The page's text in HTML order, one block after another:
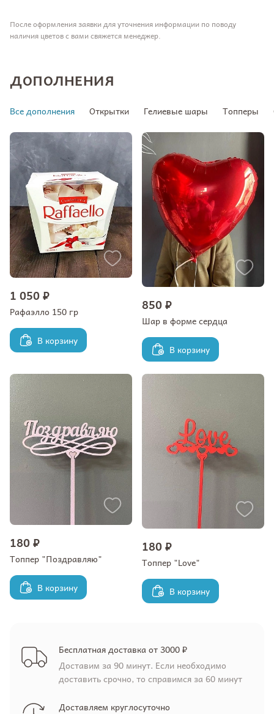
После оформления заявки для уточнения информации по поводу
наличия цветов с вами свяжется менеджер.
ДОПОЛНЕНИЯ
Все дополнения Открытки Гелиевые шары Топперы
1 050 ₽
Рафаэлло 150 гр
В корзину
850 ₽
Шар в форме сердца
В корзину
180 ₽
Топпер "Поздравляю"
В корзину
180 ₽
Топпер "Love"
В корзину
Бесплатная доставка от 3000 ₽
Доставим за 90 минут. Если необходимо
доставить срочно, то справимся за 60 минут
Доставляем круглосуточно